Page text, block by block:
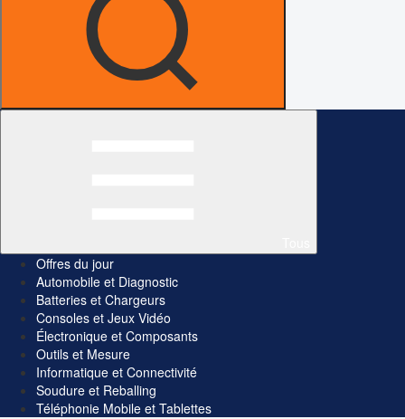
Offres du jour
Automobile et Diagnostic
Batteries et Chargeurs
Consoles et Jeux Vidéo
Électronique et Composants
Outils et Mesure
Informatique et Connectivité
Soudure et Reballing
Téléphonie Mobile et Tablettes